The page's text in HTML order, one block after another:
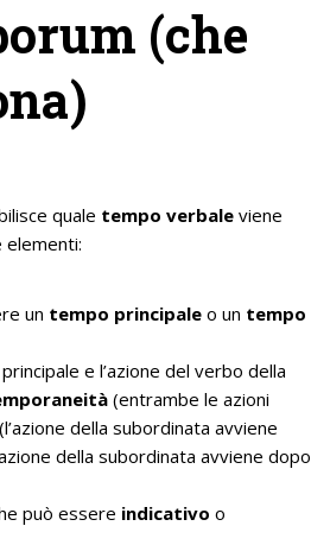
(che
quale tempo verbale viene
elementi:
un tempo principale o un tempo
e l’azione del verbo della
(entrambe le azioni
(l’azione della subordinata avviene
della subordinata avviene dopo
può essere indicativo o